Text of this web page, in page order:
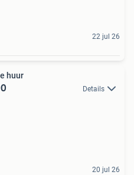
22 jul 26
huur
Details
20 jul 26